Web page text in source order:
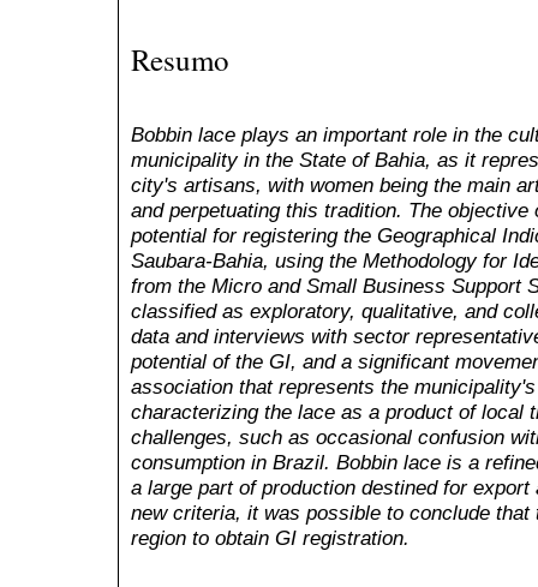
Resumo
Bobbin lace plays an important role in the
municipality in the State of Bahia, as it
city's artisans, with women being the main
and perpetuating this tradition. The
potential for registering the Geographical
Saubara-Bahia, using the Methodology for
from the Micro and Small Business Support
classified as exploratory, qualitative, and
data and interviews with sector
potential of the GI, and a significant
association that represents the
characterizing the lace as a product of local
challenges, such as occasional confusion
consumption in Brazil. Bobbin lace is a
a large part of production destined for
new criteria, it was possible to conclude
region to obtain GI registration.